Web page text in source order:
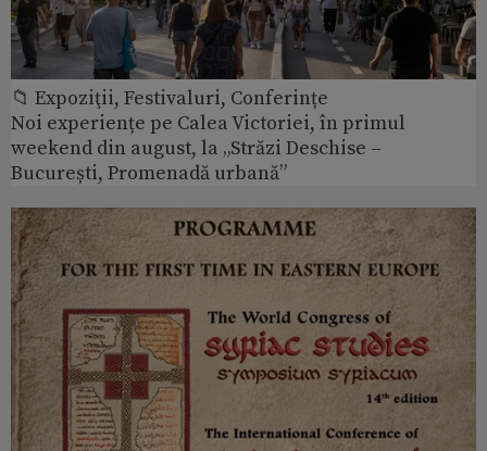
📁 Expoziţii, Festivaluri, Conferințe
Noi experiențe pe Calea Victoriei, în primul
weekend din august, la „Străzi Deschise –
București, Promenadă urbană”